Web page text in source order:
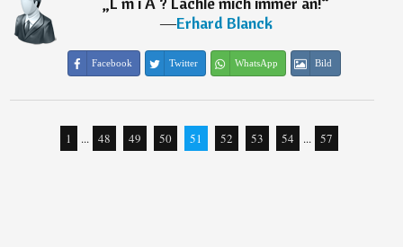
―Erhard Blanck
Facebook Twitter WhatsApp Bild
1 ... 48 49 50 51 52 53 54 ... 57